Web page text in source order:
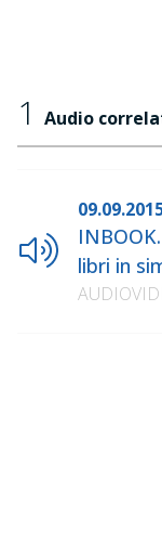
1 Audio
libri in